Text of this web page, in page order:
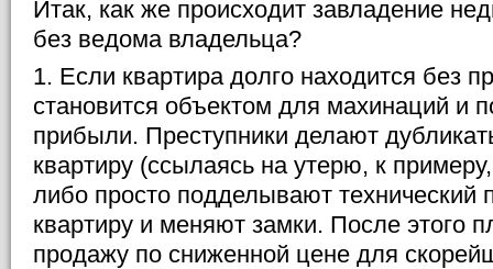
Итак, как же происходит завладение
без ведома владельца?
1. Если квартира долго находится без
становится объектом для махинаций и
прибыли. Преступники делают
квартиру (ссылаясь на утерю, к
либо просто подделывают технический
квартиру и меняют замки. После этого
продажу по сниженной цене для